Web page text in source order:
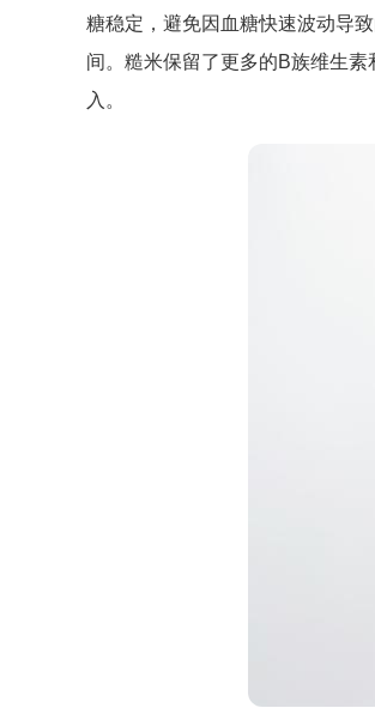
糖稳定，避免因血糖快速波动导
间。糙米保留了更多的B族维生
入。